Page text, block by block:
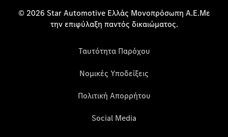
© 2026 Star Automotive Ελλάς Μονοπρόσωπη Α.Ε.Με
την επιφύλαξη παντός δικαιώματος.
Ταυτότητα Παρόχου
Νομικές Υποδείξεις
Πολιτική Απορρήτου
Social Media